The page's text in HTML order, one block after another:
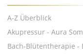
A-Z Überblick
Akupressur - Aura
Bach-Blütentherapie -